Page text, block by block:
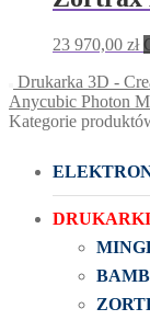
23 970,00 zł
Drukarka 3D -
Anycubic Photon
Kategorie